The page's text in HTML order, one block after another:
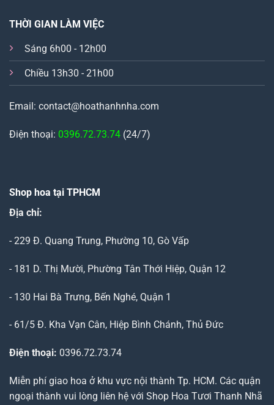
THỜI GIAN LÀM VIỆC
Sáng 6h00 - 12h00
Chiều 13h30 - 21h00
Email: contact@hoathanhnha.com
Điện thoại: 0396.72.73.74 (24/7)
Shop hoa tại TPHCM
Địa chỉ:
- 229 Đ. Quang Trung, Phường 10, Gò Vấp
- 181 D. Thị Mười, Phường Tân Thới Hiệp, Quận 12
- 130 Hai Bà Trưng, Bến Nghé, Quận 1
- 61/5 Đ. Kha Vạn Cân, Hiệp Bình Chánh, Thủ Đức
Điện thoại: 0396.72.73.74
Miễn phí giao hoa ở khu vực nội thành Tp. HCM. Các quận
ngoại thành vui lòng liên hệ với Shop Hoa Tươi Thanh Nhã